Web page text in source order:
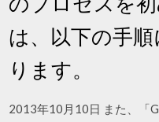
は、以下の手
ります。
2013年10月10日 また、「